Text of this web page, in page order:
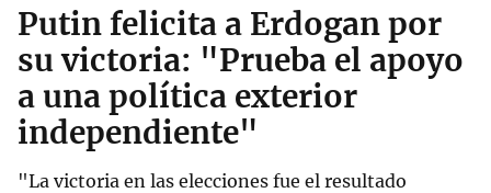
Putin felicita a Erdogan por
su victoria: "Prueba el apoyo
a una política exterior
independiente"
"La victoria en las elecciones fue el resultado